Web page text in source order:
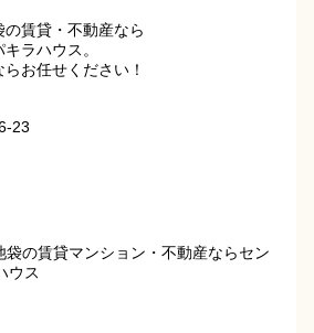
賃貸・不動産なら
ラハウス。
お任せください！
23
袋の賃貸マンション・不動産ならセン
ウス